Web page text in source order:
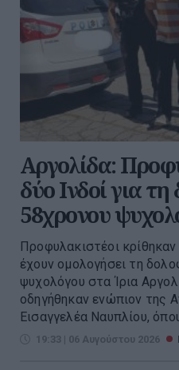
Αργολίδα:
δύο Ινδοί για
58χρονου
Προφυλακιστέοι κρίθηκαν
έχουν ομολογήσει τη
ψυχολόγου στα Ίρια
οδηγήθηκαν ενώπιον της
Εισαγγελέα Ναυπλίου,
19:33 | 06 Αυγούστου 2026